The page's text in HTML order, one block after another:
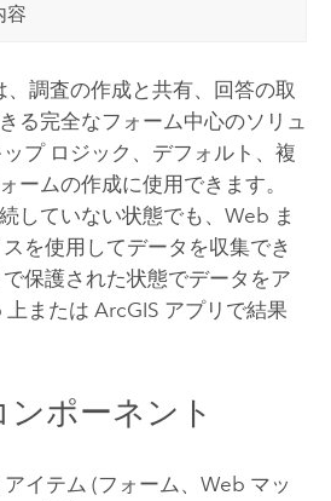
容
、調査の作成と共有、回答の取
る完全なフォーム中心のソリュ
プ ロジック、デフォルト、複
ームの作成に使用できます。
していない状態でも、Web ま
を使用してデータを収集でき
保護された状態でデータをア
または ArcGIS アプリで結果
ンポーネント
アイテム (フォーム、Web マッ